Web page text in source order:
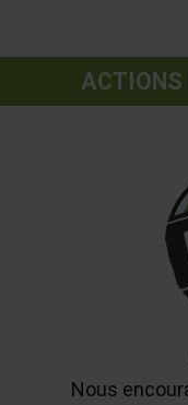
ACTIONS
Nous